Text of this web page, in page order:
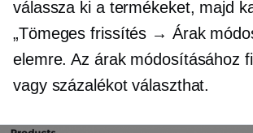
válassza ki a termékeket, majd
„Tömeges frissítés → Árak
elemre. Az árak módosításához
vagy százalékot választhat.